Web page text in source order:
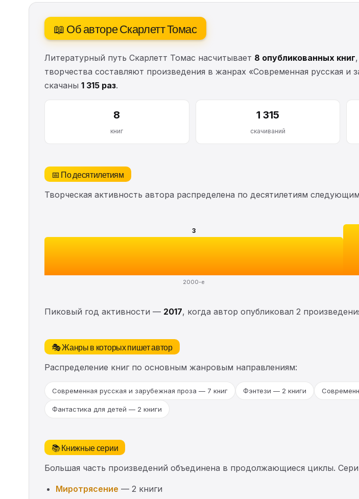
📖 Об авторе Скарлетт Томас
Литературный путь Скарлетт Томас насчитывает 8 опубликованных книг
творчества составляют произведения в жанрах «Современная русская и
скачаны 1 315 раз.
8
книг
1 315
скачиваний
📅 По десятилетиям
Творческая активность автора распределена по десятилетиям
3
2000-е
Пиковый год активности — 2017, когда автор опубликовал 2
🎭 Жанры в которых пишет автор
Распределение книг по основным жанровым направлениям:
Современная русская и зарубежная проза — 7 книг Фэнтези — 2 книги
Фантастика для детей — 2 книги
📚 Книжные серии
Большая часть произведений объединена в продолжающиеся циклы.
Миротрясение — 2 книги